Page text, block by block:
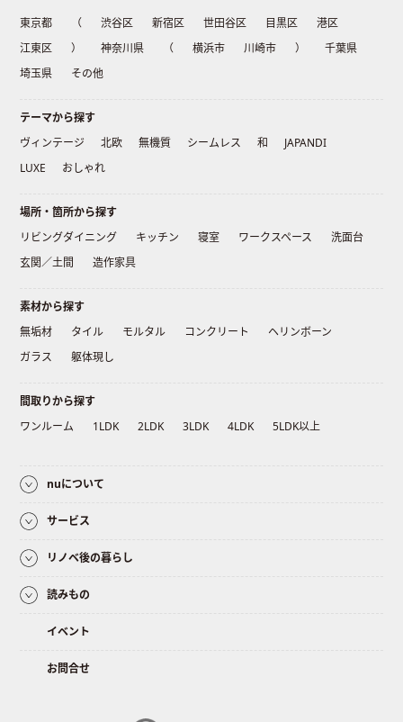
東京都 （ 渋谷区 新宿区 世田谷区 目黒区
港区
江東区
） 神奈川県 （ 横浜市 川崎市 ）
千葉県
埼玉県
その他
テーマから探す
ヴィンテージ
北欧 無機質 シームレス 和
JAPANDI
LUXE
おしゃれ
場所・箇所から探す
リビングダイニング
キッチン 寝室 ワークスペース
洗面台
玄関／土間
造作家具
素材から探す
無垢材
タイル モルタル コンクリート
ヘリンボーン
ガラス
躯体現し
間取りから探す
ワンルーム
1LDK 2LDK 3LDK 4LDK 5LDK以上
nuについて
サービス
リノベ後の暮らし
読みもの
イベント
お問合せ